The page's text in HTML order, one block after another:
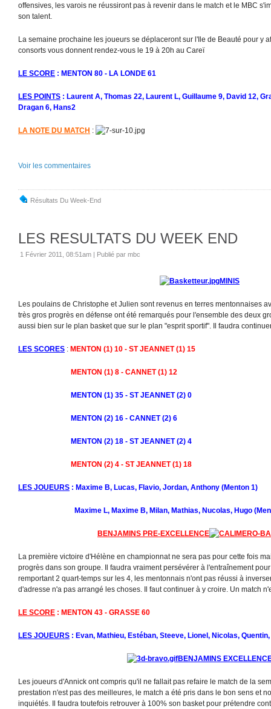
offensives, les varois ne réussiront pas à revenir dans le match et le MBC
son talent.
La semaine prochaine les joueurs se déplaceront sur l'Ile de Beauté pour y
consorts vous donnent rendez-vous le 19 à 20h au Careï
LE SCORE : MENTON 80 - LA LONDE 61
LES POINTS : Laurent A, Thomas 22, Laurent L, Guillaume 9, David 12,
Dragan 6, Hans2
LA NOTE DU MATCH :
Voir les commentaires
Résultats Du Week-End
LES RESULTATS DU WEEK END
1 Février 2011, 08:51am | Publié par mbc
MINIS
Les poulains de Christophe et Julien sont revenus en terres mentonnaises
très gros progrès en défense ont été remarqués pour l'ensemble des deux
aussi bien sur le plan basket que sur le plan "esprit sportif". Il faudra
LES SCORES : MENTON (1) 10 - ST JEANNET (1) 15
MENTON (1) 8 - CANNET (1) 12
MENTON (1) 35 - ST JEANNET (2) 0
MENTON (2) 16 - CANNET (2) 6
MENTON (2) 18 - ST JEANNET (2) 4
MENTON (2) 4 - ST JEANNET (1) 18
LES JOUEURS : Maxime B, Lucas, Flavio, Jordan, Anthony (Menton 1)
Maxime L, Maxime B, Milan, Mathias, Nucolas, Hugo
BENJAMINS PRE-EXCELLENCE
La première victoire d'Hélène en championnat ne sera pas pour cette fois
progrès dans son groupe. Il faudra vraiment persévérer à l'entraînement
remportant 2 quart-temps sur les 4, les mentonnais n'ont pas réussi à
d'adresse n'a pas arrangé les choses. Il faut continuer à y croire. Un match
LE SCORE : MENTON 43 - GRASSE 60
LES JOUEURS : Evan, Mathieu, Estéban, Steeve, Lionel, Nicolas,
BENJAMINS
Les joueurs d'Annick ont compris qu'il ne fallait pas refaire le match de la
prestation n'est pas des meilleures, le match a été pris dans le bon sens et
inquiétés. Il faudra toutefois retrouver à 100% son basket pour prétendre